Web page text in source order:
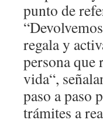
punto de
regala y
persona que
vida“,
paso a paso
trámites a